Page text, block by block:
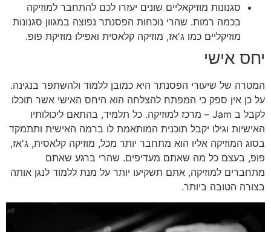
סגנונות מוזיקאליים שונים יעזרו לכם להתחבר למוזיקה
בכמה רמות. שהרי נוכחות הפסנתר נפוצה במגוון סגנונות
מוזיקליים כמו ג'אז, מוזיקה קלאסית ואפילו מוזיקת פופ.
יחס אישי
המטרה של שיעורי הפסנתר היא כמובן ללמוד ולהשתפר בנגינה.
על כן אין ספק כי המפתח להצלחה הוא היחס האישי אשר תוכלו
לקבל ב Jam – מרכז למוזיקה. כל תלמיד, בהתאם ליכולותיו
האישיות וגילו יקבל תוכנית המותאמת לו ברמה האישית ותתמקד
בסוג המוזיקה אליו הוא מתחבר יותר מכל, מוזיקה קלאסית, ג'אז,
פופ, בעצם כל מה שאתם מעדיפים. שהרי ברגע שאתם
מתחברים למוזיקה, אתם תשקיעו יותר על מנת ללמוד לנגן אותה
בצורה הטובה ביותר.